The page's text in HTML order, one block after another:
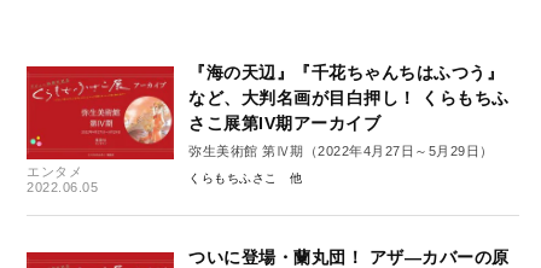
エンタメ
2022.06.05
『海の天辺』『千花ちゃんちはふつう』
など、大判名画が目白押し！ くらもちふ
さこ展第IV期アーカイブ
弥生美術館 第Ⅳ期（2022年4月27日～5月29日）
くらもちふさこ
ついに登場・蘭丸団！ アザ―カバーの原